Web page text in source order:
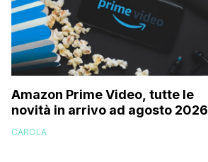
Amazon Prime Video, tutte le
novità in arrivo ad agosto 2026
CAROLA